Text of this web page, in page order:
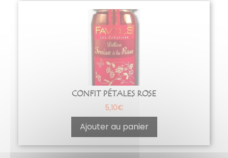
CONFIT PÉTALES ROSE
5,10€
Ajouter au panier